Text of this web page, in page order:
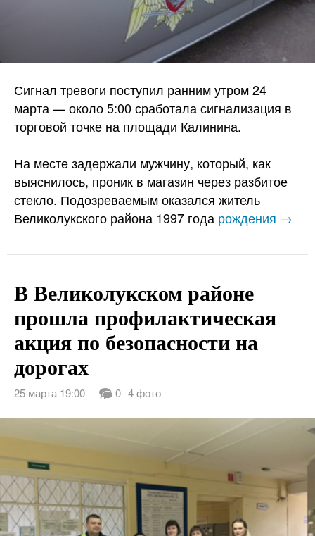
Сигнал тревоги поступил ранним утром 24
марта — около 5:00 сработала сигнализация в
торговой точке на площади Калинина.
На месте задержали мужчину, который, как
выяснилось, проник в магазин через разбитое
стекло. Подозреваемым оказался житель
Великолукского района 1997 года рождения →
В Великолукском районе
прошла профилактическая
акция по безопасности на
дорогах
25 марта 19:00 0 4 фото